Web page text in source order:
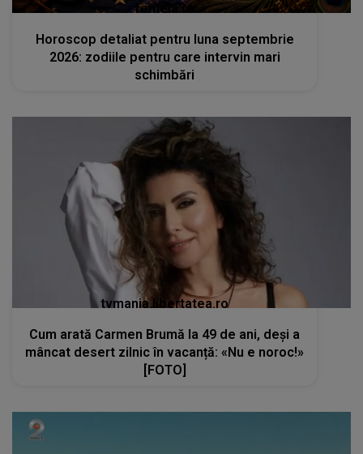
femeia.ro
Horoscop detaliat pentru luna septembrie
2026: zodiile pentru care intervin mari
schimbări
tvmania.libertatea.ro
Cum arată Carmen Brumă la 49 de ani, deși a
mâncat desert zilnic în vacanță: «Nu e noroc!»
[FOTO]